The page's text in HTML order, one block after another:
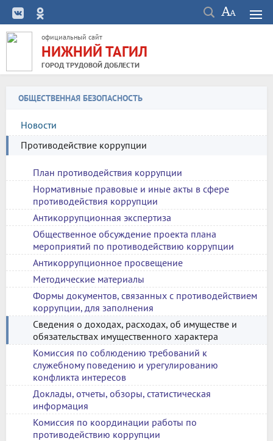
официальный сайт
НИЖНИЙ ТАГИЛ
ГОРОД ТРУДОВОЙ ДОБЛЕСТИ
ОБЩЕСТВЕННАЯ БЕЗОПАСНОСТЬ
Новости
Противодействие коррупции
План противодействия коррупции
Нормативные правовые и иные акты в сфере
противодействия коррупции
Антикоррупционная экспертиза
Общественное обсуждение проекта плана
мероприятий по противодействию коррупции
Антикоррупционное просвещение
Методические материалы
Формы документов, связанных с противодействием
коррупции, для заполнения
Сведения о доходах, расходах, об имуществе и
обязательствах имущественного характера
Комиссия по соблюдению требований к
служебному поведению и урегулированию
конфликта интересов
Доклады, отчеты, обзоры, статистическая
информация
Комиссия по координации работы по
противодействию коррупции